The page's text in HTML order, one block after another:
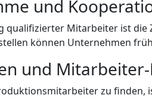
und
qualifizierter Mitarbeiter ist
können Unternehmen
und
zu